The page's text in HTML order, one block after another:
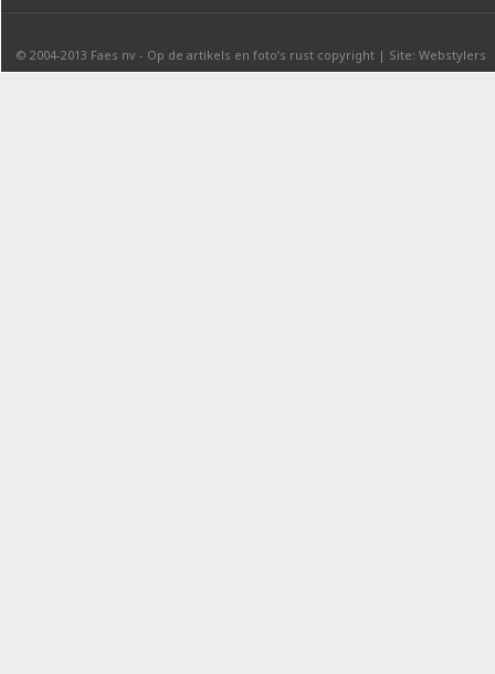
© 2004-2013 Faes nv - Op de artikels en foto’s rust copyright | Site: Webstylers